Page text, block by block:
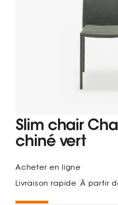
Slim chair
chiné vert
Acheter en ligne
Livraison rapide À partir